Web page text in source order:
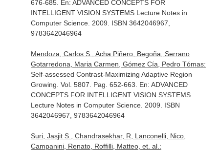
676-685. En: ADVANCED CONCEPTS FOR
INTELLIGENT VISION SYSTEMS Lecture Notes in
Computer Science. 2009. ISBN 3642046967,
9783642046964
Mendoza, Carlos S., Acha Piñero, Begoña, Serrano
Gotarredona, Maria Carmen, Gómez Cía, Pedro Tómas:
Self-assessed Contrast-Maximizing Adaptive Region
Growing. Vol. 5807. Pag. 652-663. En: ADVANCED
CONCEPTS FOR INTELLIGENT VISION SYSTEMS
Lecture Notes in Computer Science. 2009. ISBN
3642046967, 9783642046964
Suri, Jasjit S., Chandrasekhar, R, Lanconelli, Nico,
Campanini, Renato, Roffilli, Matteo, et. al.: